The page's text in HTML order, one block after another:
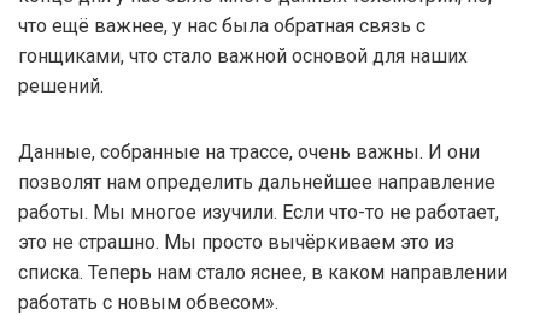
что ещё важнее, у нас была обратная связь с
гонщиками, что стало важной основой для наших
решений.
Данные, собранные на трассе, очень важны. И они
позволят нам определить дальнейшее направление
работы. Мы многое изучили. Если что-то не работает,
это не страшно. Мы просто вычёркиваем это из
списка. Теперь нам стало яснее, в каком направлении
работать с новым обвесом».